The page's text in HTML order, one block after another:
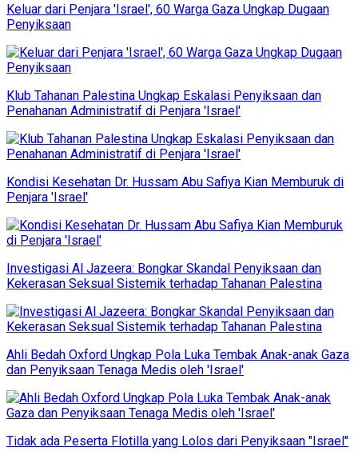
Keluar dari Penjara 'Israel', 60 Warga Gaza Ungkap Dugaan
Penyiksaan
Klub Tahanan Palestina Ungkap Eskalasi Penyiksaan dan
Penahanan Administratif di Penjara 'Israel'
Kondisi Kesehatan Dr. Hussam Abu Safiya Kian Memburuk di
Penjara 'Israel'
Investigasi Al Jazeera: Bongkar Skandal Penyiksaan dan
Kekerasan Seksual Sistemik terhadap Tahanan Palestina
Ahli Bedah Oxford Ungkap Pola Luka Tembak Anak-anak Gaza
dan Penyiksaan Tenaga Medis oleh 'Israel'
Tidak ada Peserta Flotilla yang Lolos dari Penyiksaan "Israel"